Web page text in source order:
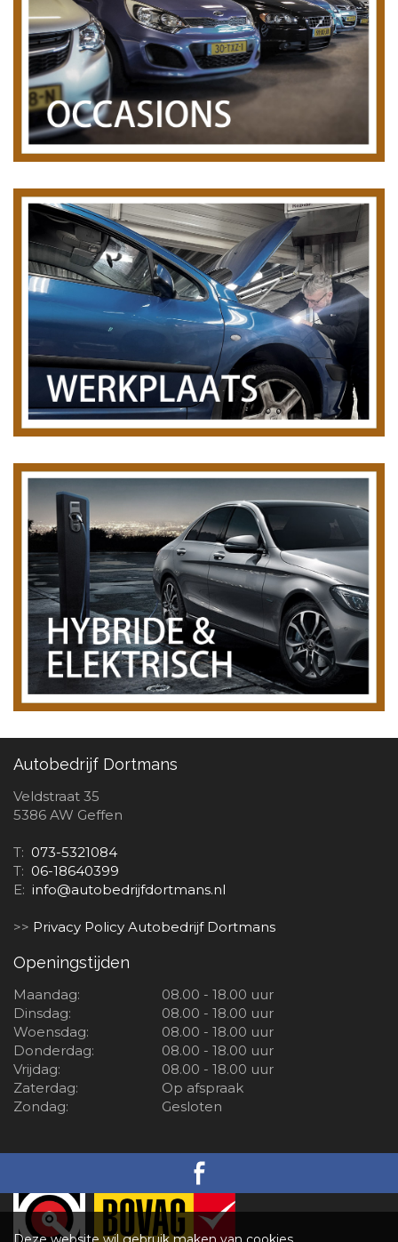
Autobedrijf Dortmans
Veldstraat 35
5386 AW Geffen
T: 073-5321084
T: 06-18640399
E: info@autobedrijfdortmans.nl
>> Privacy Policy Autobedrijf Dortmans
Openingstijden
Maandag:
08.00 - 18.00 uur
Dinsdag:
08.00 - 18.00 uur
Woensdag:
08.00 - 18.00 uur
Donderdag:
08.00 - 18.00 uur
Vrijdag:
08.00 - 18.00 uur
Zaterdag:
Op afspraak
Zondag:
Gesloten